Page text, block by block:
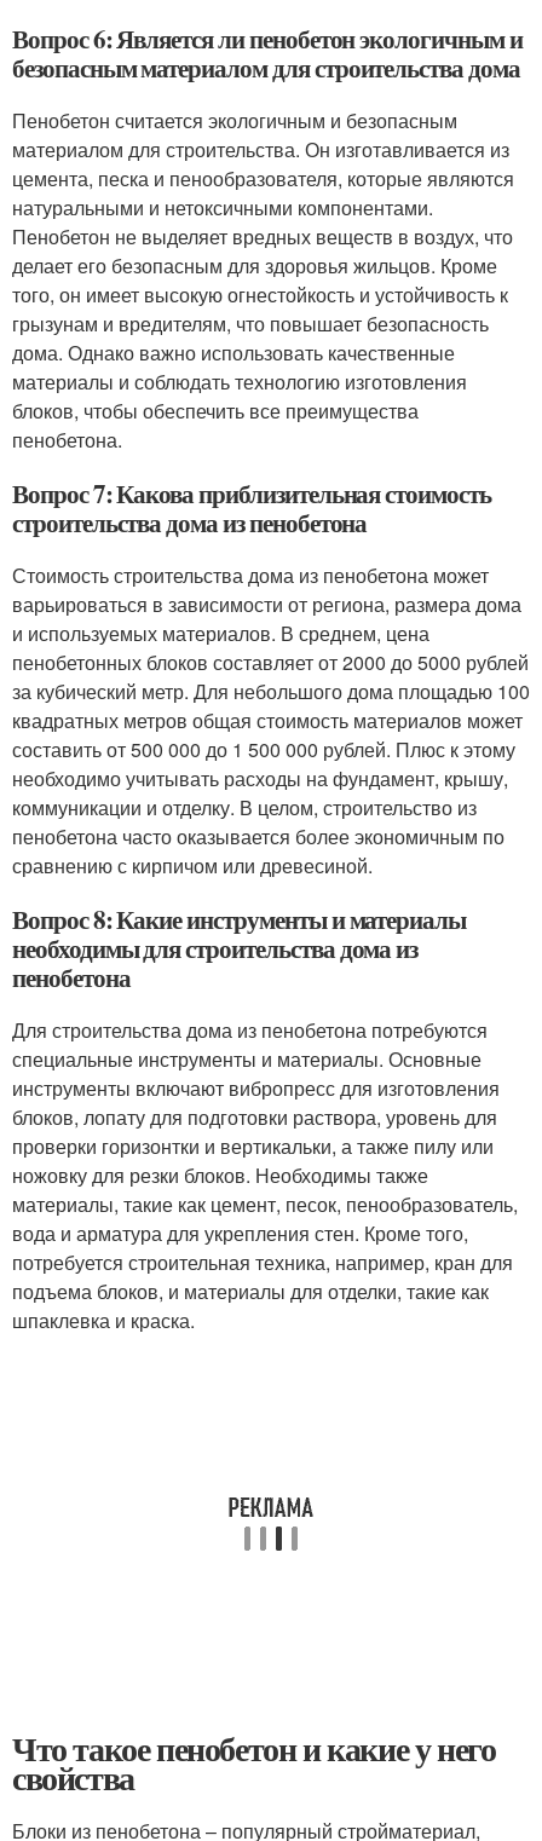
Вопрос 6: Является ли пенобетон экологичным и
безопасным материалом для строительства дома
Пенобетон считается экологичным и безопасным
материалом для строительства. Он изготавливается из
цемента, песка и пенообразователя, которые являются
натуральными и нетоксичными компонентами.
Пенобетон не выделяет вредных веществ в воздух, что
делает его безопасным для здоровья жильцов. Кроме
того, он имеет высокую огнестойкость и устойчивость к
грызунам и вредителям, что повышает безопасность
дома. Однако важно использовать качественные
материалы и соблюдать технологию изготовления
блоков, чтобы обеспечить все преимущества
пенобетона.
Вопрос 7: Какова приблизительная стоимость
строительства дома из пенобетона
Стоимость строительства дома из пенобетона может
варьироваться в зависимости от региона, размера дома
и используемых материалов. В среднем, цена
пенобетонных блоков составляет от 2000 до 5000 рублей
за кубический метр. Для небольшого дома площадью 100
квадратных метров общая стоимость материалов может
составить от 500 000 до 1 500 000 рублей. Плюс к этому
необходимо учитывать расходы на фундамент, крышу,
коммуникации и отделку. В целом, строительство из
пенобетона часто оказывается более экономичным по
сравнению с кирпичом или древесиной.
Вопрос 8: Какие инструменты и материалы
необходимы для строительства дома из
пенобетона
Для строительства дома из пенобетона потребуются
специальные инструменты и материалы. Основные
инструменты включают вибропресс для изготовления
блоков, лопату для подготовки раствора, уровень для
проверки горизонтки и вертикальки, а также пилу или
ножовку для резки блоков. Необходимы также
материалы, такие как цемент, песок, пенообразователь,
вода и арматура для укрепления стен. Кроме того,
потребуется строительная техника, например, кран для
подъема блоков, и материалы для отделки, такие как
шпаклевка и краска.
Что такое пенобетон и какие у него
свойства
Блоки из пенобетона – популярный стройматериал,